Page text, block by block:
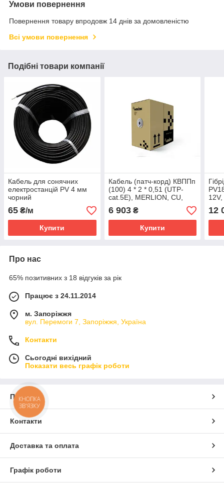
Умови повернення
Повернення товару впродовж 14 днів за домовленістю
Всі умови повернення
Подібні товари компанії
Кабель для сонячних
електростанцій PV 4 мм
чорний
65 ₴/м
Купити
Кабель (патч-корд) КВППп
(100) 4 * 2 * 0,51 (UTP-
cat.5E), MERLION, СU,
ізоляція ПЕ, з дротом.
1*1,2 мм, для
6 903₴
Купити
Vdc)
12
Про нас
65% позитивних з 18 відгуків за рік
Працює з 24.11.2014
м. Запоріжжя
вул. Перемоги 7, Запоріжжя, Україна
Контакти
Сьогодні вихідний
Показати весь графік роботи
Про нас
Контакти
Доставка та оплата
Графік роботи
КНОПКА
ЗВ'ЯЗКУ